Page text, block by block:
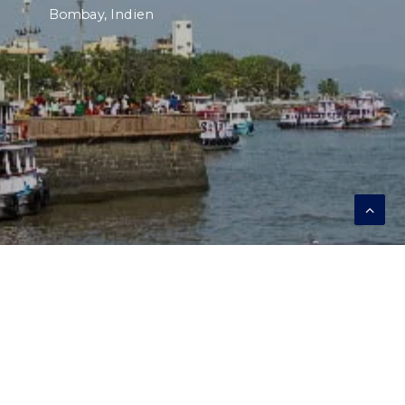
Bombay, Indien